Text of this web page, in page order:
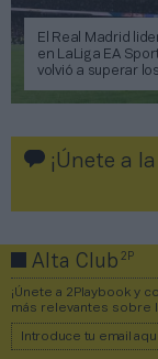
El Real Madrid
en LaLiga EA
volvió a superar
¡Únete a
Alta Club2P
¡Únete a 2Playbook y
más relevantes sobre